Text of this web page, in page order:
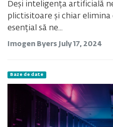
Deși inteligența artificială
plictisitoare și chiar elimina
esențial să ne...
Imogen Byers July 17, 2024
Baze de date